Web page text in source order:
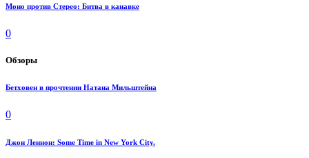
Моно против Стерео: Битва в канавке
0
Обзоры
Бетховен в прочтении Натана Мильштейна
0
Джон Леннон: Some Time in New York City.